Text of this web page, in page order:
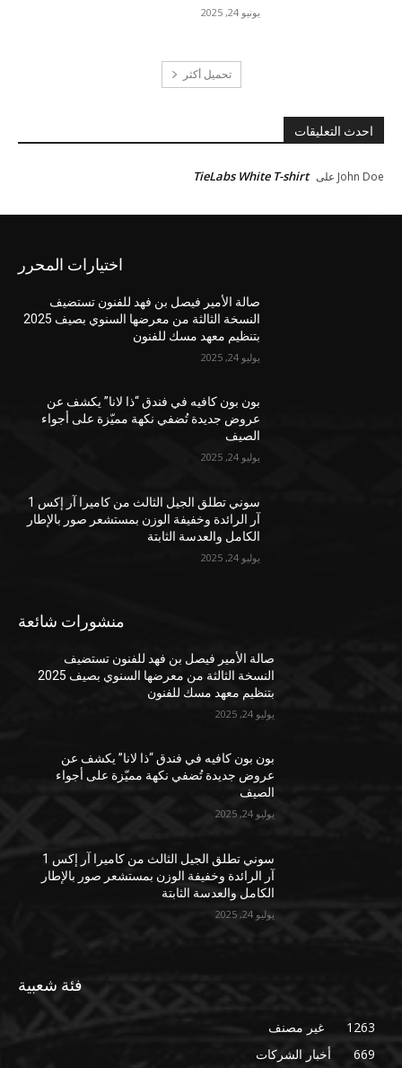
يونيو 24, 2025
تحميل أكثر
احدث التعليقات
John Doe على TieLabs White T-shirt
اختيارات المحرر
صالة الأمير فيصل بن فهد للفنون تستضيف
النسخة الثالثة من معرضها السنوي بصيف 2025
بتنظيم معهد مسك للفنون
يوليو 24, 2025
بون بون كافيه في فندق “ذا لانا” يكشف عن
عروض جديدة تُضفي نكهة مميّزة على أجواء
الصيف
يوليو 24, 2025
سوني تطلق الجيل الثالث من كاميرا آر إكس 1
آر الرائدة وخفيفة الوزن بمستشعر صور بالإطار
الكامل والعدسة الثابتة
يوليو 24, 2025
منشورات شائعة
صالة الأمير فيصل بن فهد للفنون تستضيف
النسخة الثالثة من معرضها السنوي بصيف 2025
بتنظيم معهد مسك للفنون
يوليو 24, 2025
بون بون كافيه في فندق “ذا لانا” يكشف عن
عروض جديدة تُضفي نكهة مميّزة على أجواء
الصيف
يوليو 24, 2025
سوني تطلق الجيل الثالث من كاميرا آر إكس 1
آر الرائدة وخفيفة الوزن بمستشعر صور بالإطار
الكامل والعدسة الثابتة
يوليو 24, 2025
فئة شعبية
غير مصنف
1263
أخبار الشركات
669